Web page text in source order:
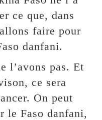
ce que, dans
faire pour
danfani.
l’avons pas. Et
ce sera
On peut
le Faso danfani,